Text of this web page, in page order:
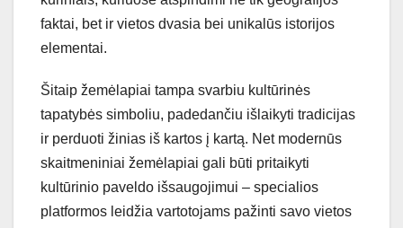
faktai, bet ir vietos dvasia bei unikalūs istorijos
elementai.
Šitaip žemėlapiai tampa svarbiu kultūrinės
tapatybės simboliu, padedančiu išlaikyti tradicijas
ir perduoti žinias iš kartos į kartą. Net modernūs
skaitmeniniai žemėlapiai gali būti pritaikyti
kultūrinio paveldo išsaugojimui – specialios
platformos leidžia vartotojams pažinti savo vietos